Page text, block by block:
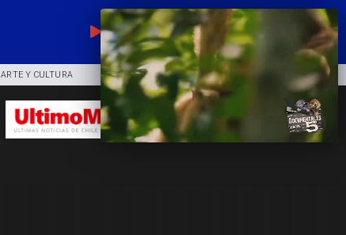
EN VIVO
ARTE Y CULTURA COMUNIDAD DEPORTES